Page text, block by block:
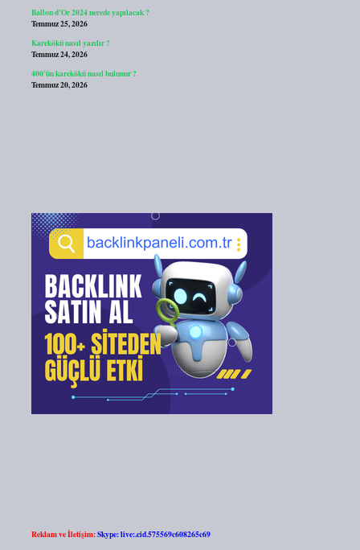
Ballon d’Or 2024 nerede yapılacak ?
Temmuz 25, 2026
Karekökü nasıl yazılır ?
Temmuz 24, 2026
400’ün karekökü nasıl bulunur ?
Temmuz 20, 2026
Reklam ve İletişim:Skype: live:.cid.575569c608265c69